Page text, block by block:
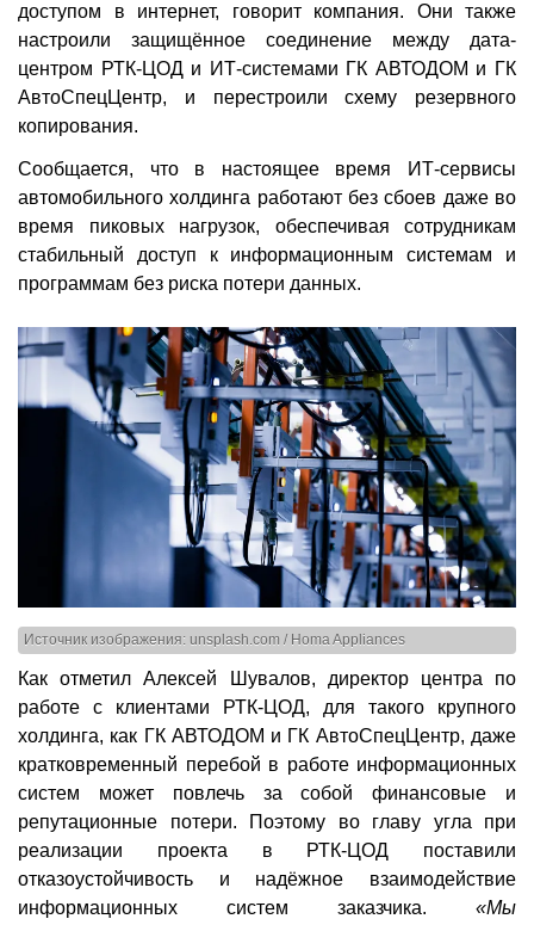
доступом в интернет, говорит компания. Они также
настроили защищённое соединение между дата-
центром РТК-ЦОД и ИТ-системами ГК АВТОДОМ и ГК
АвтоСпецЦентр, и перестроили схему резервного
копирования.
Сообщается, что в настоящее время ИТ-сервисы
автомобильного холдинга работают без сбоев даже во
время пиковых нагрузок, обеспечивая сотрудникам
стабильный доступ к информационным системам и
программам без риска потери данных.
Источник изображения: unsplash.com / Homa Appliances
Как отметил Алексей Шувалов, директор центра по
работе с клиентами РТК-ЦОД, для такого крупного
холдинга, как ГК АВТОДОМ и ГК АвтоСпецЦентр, даже
кратковременный перебой в работе информационных
систем может повлечь за собой финансовые и
репутационные потери. Поэтому во главу угла при
реализации проекта в РТК-ЦОД поставили
отказоустойчивость и надёжное взаимодействие
информационных систем заказчика. «Мы